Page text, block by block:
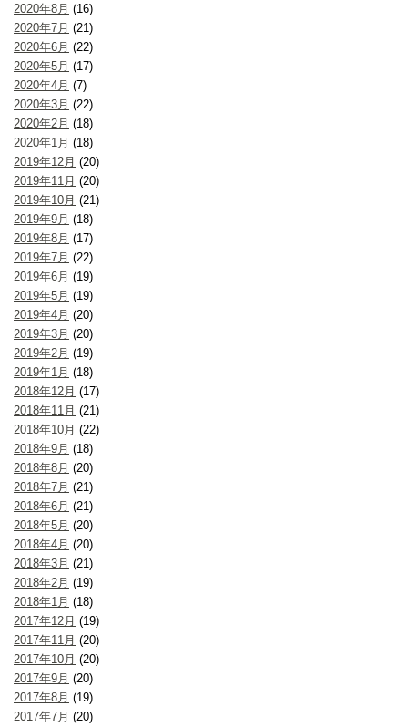
2020年8月 (16)
2020年7月 (21)
2020年6月 (22)
2020年5月 (17)
2020年4月 (7)
2020年3月 (22)
2020年2月 (18)
2020年1月 (18)
2019年12月 (20)
2019年11月 (20)
2019年10月 (21)
2019年9月 (18)
2019年8月 (17)
2019年7月 (22)
2019年6月 (19)
2019年5月 (19)
2019年4月 (20)
2019年3月 (20)
2019年2月 (19)
2019年1月 (18)
2018年12月 (17)
2018年11月 (21)
2018年10月 (22)
2018年9月 (18)
2018年8月 (20)
2018年7月 (21)
2018年6月 (21)
2018年5月 (20)
2018年4月 (20)
2018年3月 (21)
2018年2月 (19)
2018年1月 (18)
2017年12月 (19)
2017年11月 (20)
2017年10月 (20)
2017年9月 (20)
2017年8月 (19)
2017年7月 (20)